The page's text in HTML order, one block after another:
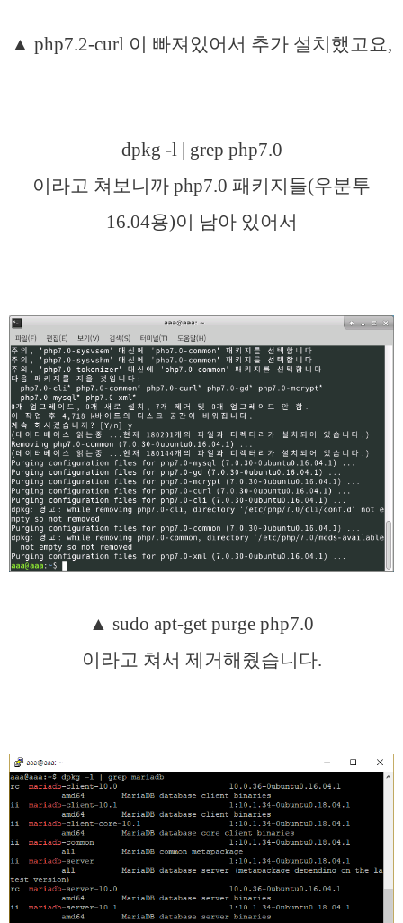
▲ php7.2-curl 이 빠져있어서 추가 설치했고요,
dpkg -l | grep php7.0
이라고 쳐보니까 php7.0 패키지들(우분투
16.04용)이 남아 있어서
▲ sudo apt-get purge php7.0
이라고 쳐서 제거해줬습니다.